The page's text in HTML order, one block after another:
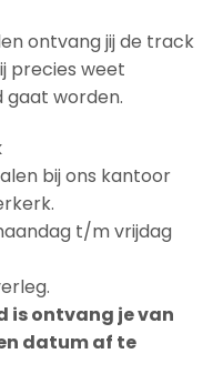
ontvang jij de track
precies weet
worden.
bij ons kantoor
t/m vrijdag
is ontvang je van
datum af te